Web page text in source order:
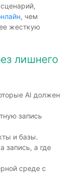
, чем
жесткую
лишнего
AI должен
запись
и базы.
запись, а где
среде с